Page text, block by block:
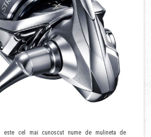
este cel mai cunoscut nume de mulineta de